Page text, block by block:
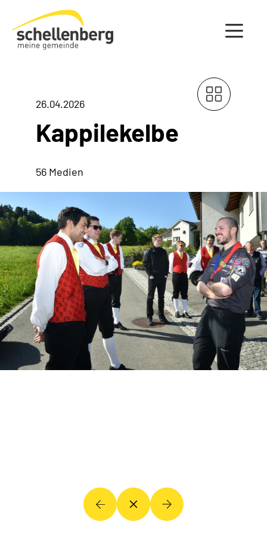
Gemeinde Schellenberg Startseite
26.04.2026
Kappilekelbe
56 Medien